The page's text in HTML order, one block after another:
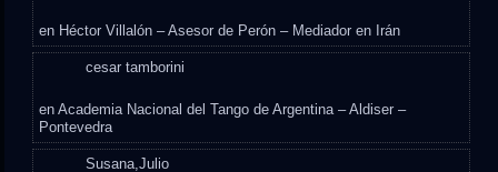
en Héctor Villalón – Asesor de Perón – Mediador en Irán
cesar tamborini
enAcademia Nacional del Tango de Argentina – Aldiser –
Pontevedra
Susana,Julio